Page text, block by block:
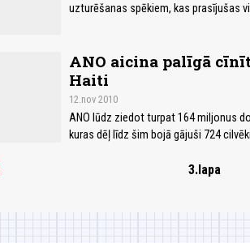
uzturēšanas spēkiem, kas prasījušas
ANO aicina palīgā
Haiti
12.nov 2010
ANO lūdz ziedot turpat 164 miljonus
kuras dēļ līdz šim bojā gājuši 724
3.lapa